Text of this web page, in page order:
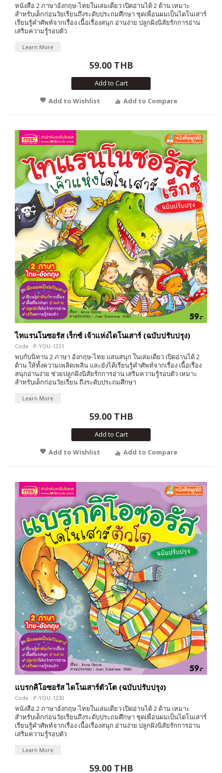
หนังสือ 2 ภาษาอังกฤษ-ไทยในเล่มเดียว เปิดอ่านได้ 2 ด้าน เหมาะ
สำหรับเด็กก่อนวัยเรียนถึงระดับประถมศึกษา ชุดเพื่อนผมเป็นไดโนเสาร์
เรียนรู้คำศัพท์จากเรื่อง เนื้อเรื่องสนุก อ่านง่าย ปลูกฝังนิสัยรักการอ่าน
เสริมความรู้รอบตัว
Learn More
59.00 THB
Add to Cart
Add to Wishlist
Add to Compare
ไทแรนโนซอรัส เร็กซ์ เจ้าแห่งไดโนเสาร์ (ฉบับปรับปรุง)
Code : P-YOU-1231
พบกับนิทาน 2 ภาษา อังกฤษ-ไทย แสนสนุก ในเล่มเดียว เปิดอ่านได้ 2
ด้าน ให้ทั้งความเพลิดเพลิน และยังได้เรียนรู้คำศัพท์จากเรื่อง เนื้อเรื่อง
สนุกอ่านง่าย ช่วยปลูกฝังนิสัยรักการอ่าน เสริมความรู้รอบตัว เหมาะ
สำหรับเด็กก่อนวัยเรียน ถึงระดับประถมศึกษา
Learn More
59.00 THB
Add to Cart
Add to Wishlist
Add to Compare
แบรกคิโอซอรัส ไดโนเสาร์ตัวโต (ฉบับปรับปรุง)
Code : P-YOU-1230
หนังสือ 2 ภาษาอังกฤษ-ไทยในเล่มเดียว เปิดอ่านได้ 2 ด้าน เหมาะ
สำหรับเด็กก่อนวัยเรียนถึงระดับประถมศึกษา ชุดเพื่อนผมเป็นไดโนเสาร์
เรียนรู้คำศัพท์จากเรื่อง เนื้อเรื่องสนุก อ่านง่าย ปลูกฝังนิสัยรักการอ่าน
เสริมความรู้รอบตัว
Learn More
59.00 THB